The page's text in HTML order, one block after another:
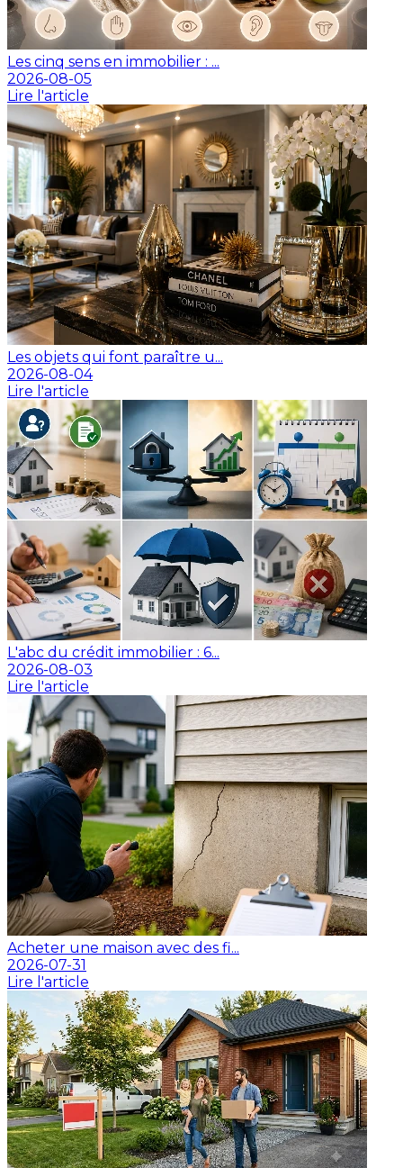
Les cinq sens en immobilier : ...
2026-08-05
Lire l'article
Les objets qui font paraître u...
2026-08-04
Lire l'article
L'abc du crédit immobilier : 6...
2026-08-03
Lire l'article
Acheter une maison avec des fi...
2026-07-31
Lire l'article